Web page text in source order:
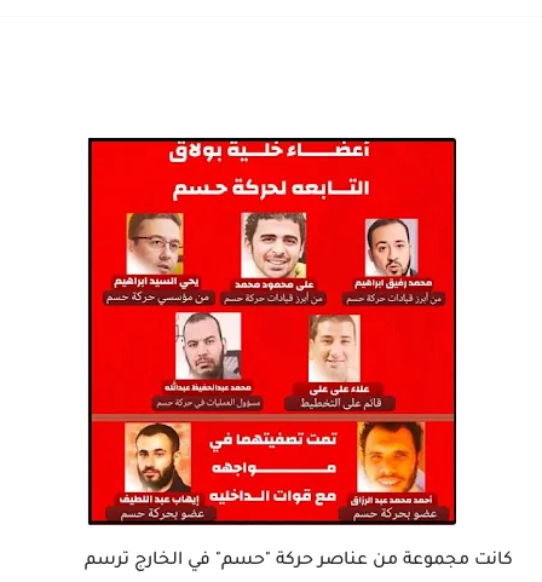
كانت مجموعة من عناصر حركة "حسم" في الخارج ترسم